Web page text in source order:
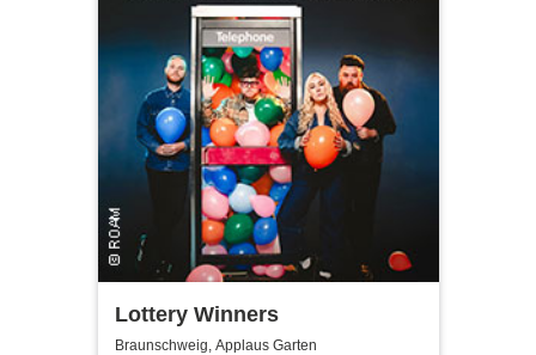
Lottery Winners
Braunschweig, Applaus Garten